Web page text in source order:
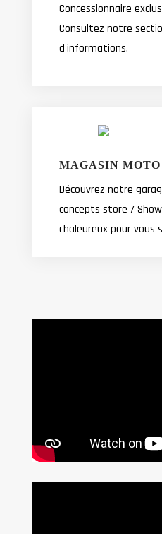
Concessionnaire
Consultez notre
d'informations.
MAGASIN MOTO
Découvrez notre
concepts store /
chaleureux pour vous